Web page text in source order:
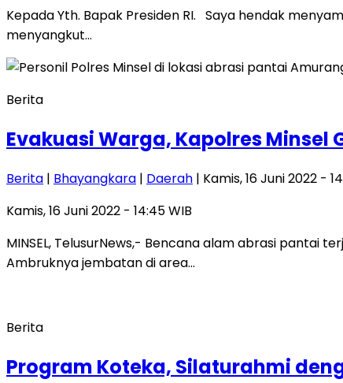
Kepada Yth. Bapak Presiden RI. Saya hendak
menyangkut…
Berita
Evakuasi Warga, Kapolres
Berita | Bhayangkara | Daerah | Kamis, 16 Juni 2022 -
Kamis, 16 Juni 2022 - 14:45 WIB
MINSEL, TelusurNews,- Bencana alam abrasi pantai
Ambruknya jembatan di area…
Berita
Program Koteka, Silaturahmi